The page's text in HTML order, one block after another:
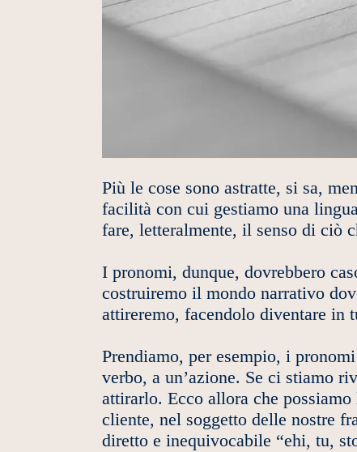
Più le cose sono astratte, si sa,
facilità con cui gestiamo una
fare, letteralmente, il senso di ciò
I pronomi, dunque, dovrebbero
costruiremo il mondo narrativo
attireremo, facendolo diventare in
Prendiamo, per esempio, i
verbo, a un’azione. Se ci stiamo
attirarlo. Ecco allora che
cliente, nel soggetto delle nostre
diretto e inequivocabile “ehi, tu,